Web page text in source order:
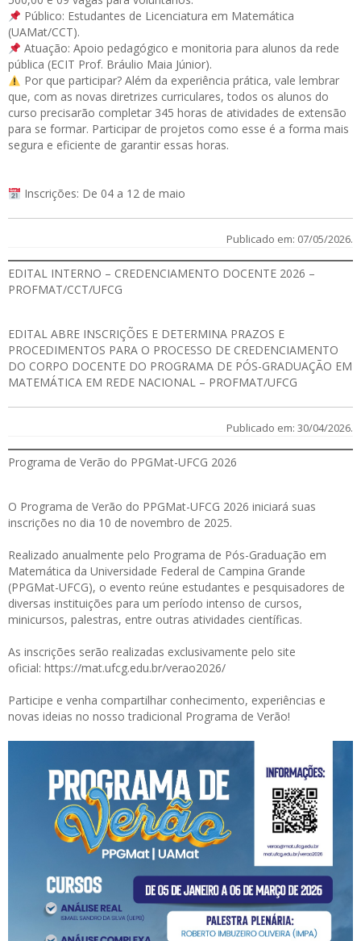
Público: Estudantes de Licenciatura em Matemática
(UAMat/CCT).
Atuação: Apoio pedagógico e monitoria para alunos da rede
pública (ECIT Prof. Bráulio Maia Júnior).
Por que participar? Além da experiência prática, vale lembrar
que, com as novas diretrizes curriculares, todos os alunos do
curso precisarão completar 345 horas de atividades de extensão
para se formar. Participar de projetos como esse é a forma mais
segura e eficiente de garantir essas horas.
Inscrições: De 04 a 12 de maio
Publicado em: 07/05/2026.
EDITAL INTERNO – CREDENCIAMENTO DOCENTE 2026 –
PROFMAT/CCT/UFCG
EDITAL ABRE INSCRIÇÕES E DETERMINA PRAZOS E
PROCEDIMENTOS PARA O PROCESSO DE CREDENCIAMENTO
DO CORPO DOCENTE DO PROGRAMA DE PÓS-GRADUAÇÃO EM
MATEMÁTICA EM REDE NACIONAL – PROFMAT/UFCG
Publicado em: 30/04/2026.
Programa de Verão do PPGMat-UFCG 2026
O Programa de Verão do PPGMat-UFCG 2026 iniciará suas
inscrições no dia 10 de novembro de 2025.
Realizado anualmente pelo Programa de Pós-Graduação em
Matemática da Universidade Federal de Campina Grande
(PPGMat-UFCG), o evento reúne estudantes e pesquisadores de
diversas instituições para um período intenso de cursos,
minicursos, palestras, entre outras atividades científicas.
As inscrições serão realizadas exclusivamente pelo site
oficial: https://mat.ufcg.edu.br/verao2026/
Participe e venha compartilhar conhecimento, experiências e
novas ideias no nosso tradicional Programa de Verão!